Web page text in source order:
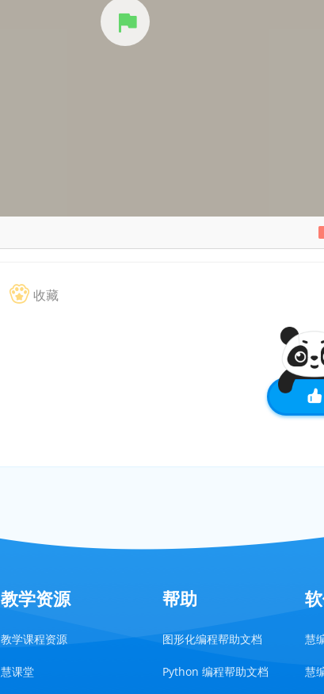
收藏
教学资源
教学课程资源
慧课堂
帮助
图形化编程帮助文档
Python 编程帮助文档
慧
慧